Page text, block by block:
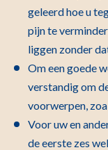
geleerd hoe u
pijn te
liggen zonder
Om een goede
verstandig om
voorwerpen,
Voor uw en
de eerste zes